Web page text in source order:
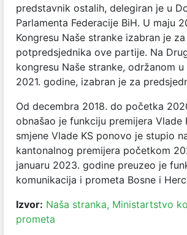
predstavnik ostalih, delegiran je u
Parlamenta Federacije BiH. U maju
Kongresu Naše stranke izabran je za
potpredsjednika ove partije. Na
kongresu Naše stranke, održanom
2021. godine, izabran je za
Od decembra 2018. do početka
obnašao je funkciju premijera Vlade
smjene Vlade KS ponovo je stupio
kantonalnog premijera početkom
januaru 2023. godine preuzeo je
komunikacija i prometa Bosne i
Izvor: Naša stranka, Ministartstvo
prometa